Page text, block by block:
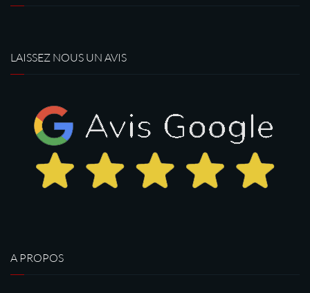
LAISSEZ NOUS UN AVIS
A PROPOS